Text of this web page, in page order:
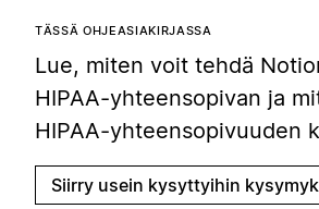
TÄSSÄ OHJEASIAKIRJASSA
Lue, miten voit tehdä
HIPAA-yhteensopivan ja
HIPAA-yhteensopivuuden
Siirry usein kysyttyihin